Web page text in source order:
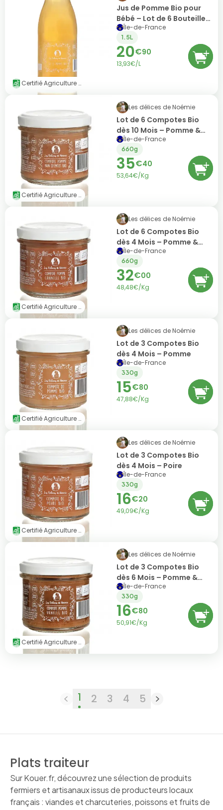
Certifié Agriculture Biologique (AB)
Jus de Pomme Bio pour
Bébé – Lot de 6 Bouteilles
(25cl)
Île-de-France
1.5L
20€90
13,93€/L
Certifié Agriculture Biologique (AB)
Les délices de Noémie
Lot de 6 Compotes Bio
dès 10 Mois – Pomme &
Pain d’Épices
Île-de-France
660g
35€40
53,64€/Kg
Certifié Agriculture Biologique (AB)
Les délices de Noémie
Lot de 6 Compotes Bio
dès 4 Mois – Pomme &
Poire
Île-de-France
660g
32€00
48,48€/Kg
Certifié Agriculture Biologique (AB)
Les délices de Noémie
Lot de 3 Compotes Bio
dès 4 Mois – Pomme
Île-de-France
330g
15€80
47,88€/Kg
Certifié Agriculture Biologique (AB)
Les délices de Noémie
Lot de 3 Compotes Bio
dès 4 Mois – Poire
Île-de-France
330g
16€20
49,09€/Kg
Certifié Agriculture Biologique (AB)
Les délices de Noémie
Lot de 3 Compotes Bio
dès 6 Mois – Pomme &
Vanille
Île-de-France
330g
16€80
50,91€/Kg
1 2 3 4 5
Plats traiteur
Sur Kouer.fr, découvrez une sélection de produits
fermiers et artisanaux issus de producteurs locaux
français : viandes et charcuteries, poissons et fruits de